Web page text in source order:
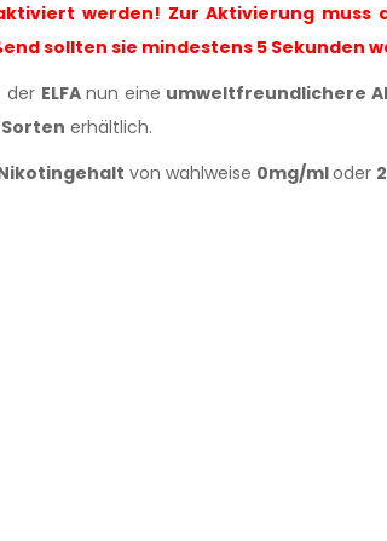
werden! Zur Aktivierung muss
sollten sie mindestens 5 Sekunden
der ELFA nun eine umweltfreundlichere
erhältlich.
von wahlweise 0mg/mloder